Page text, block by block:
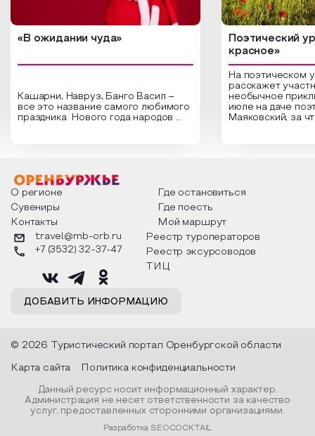
«В ожидании чуда»
Кашарни, Навруз, Банго Васил –
все это название самого любимого
праздника Нового года народов
о том, как встречают новый год в
разных уголках страны, какие
обряды совершают на удачу и
благополучие, в чем схожи и
различаются традиции. Кто такой
Дед Мороз и откуда он пришел, как
его называют в разных уголках
страны и как появились елочные
Поэтический
красное»
На поэтическом
расскажет
необычное
июле на даче
Маяковский, за
Твардовского и
каждой строчке
восхищение
яркому времени
О регионе
Где остановиться
Сувениры
Где поесть
Контакты
Мой маршрут
ДОБАВИТЬ ИНФОРМАЦИЮ
travel@mb-orb.ru
+7 (3532) 32-37-47
Реестр туроператоров
Реестр эксурсоводов
ТИЦ
© 2026 Туристический портал Оренбургской области
Карта сайта Политика конфиденциальности
Данный ресурс носит информационный характер.
Администрация не несет ответственности за качество
услуг, предоставленных сторонними организациями.
Разработка SEOCOCKTAIL